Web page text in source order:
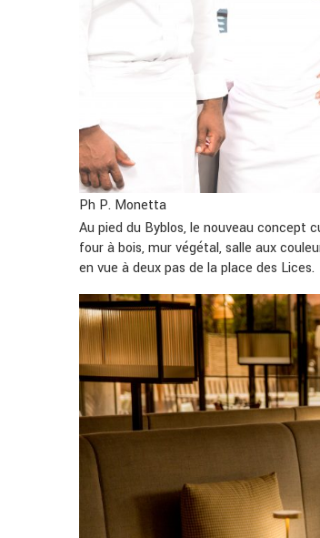
Ph P. Monetta
Au pied du Byblos, le nouveau concept
four à bois, mur végétal, salle aux
en vue à deux pas de la place des Lices.